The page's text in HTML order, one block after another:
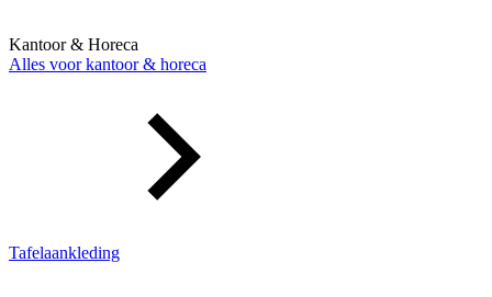
Kantoor & Horeca
Alles voor kantoor & horeca
Tafelaankleding